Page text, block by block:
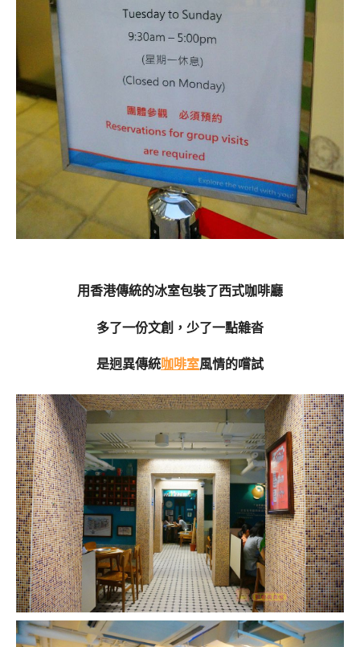
用香港傳統的冰室包裝了西式咖啡廳
多了一份文創，少了一點雜沓
是迥異傳統咖啡室風情的嚐試